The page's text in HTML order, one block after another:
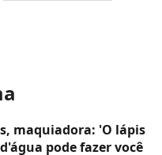
maquiadora: 'O lápis
pode fazer você